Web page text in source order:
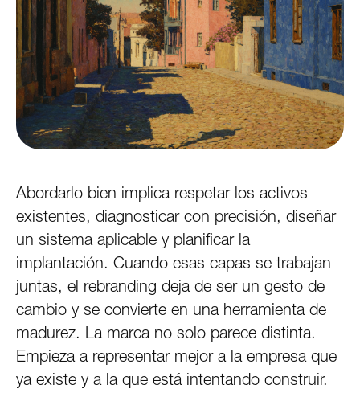
Abordarlo bien implica respetar los activos
existentes, diagnosticar con precisión, diseñar
un sistema aplicable y planificar la
implantación. Cuando esas capas se trabajan
juntas, el rebranding deja de ser un gesto de
cambio y se convierte en una herramienta de
madurez. La marca no solo parece distinta.
Empieza a representar mejor a la empresa que
ya existe y a la que está intentando construir.